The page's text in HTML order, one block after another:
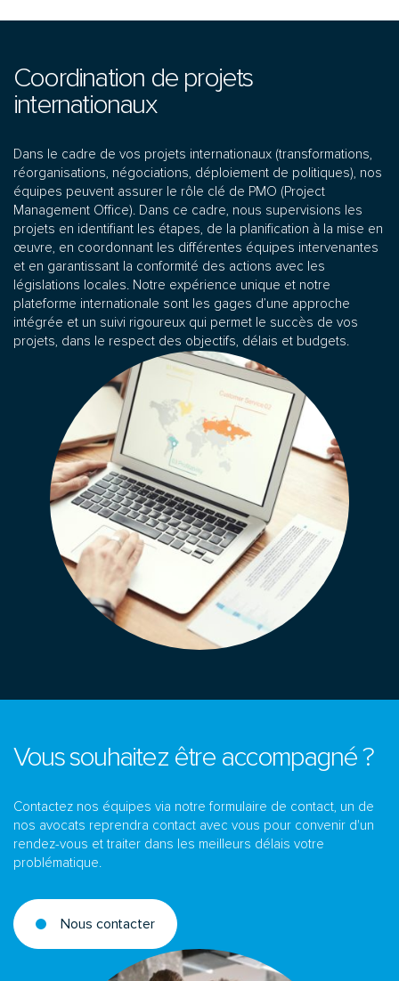
Coordination de projets
internationaux
Dans le cadre de vos projets internationaux (transformations,
réorganisations, négociations, déploiement de politiques), nos
équipes peuvent assurer le rôle clé de PMO (Project
Management Office). Dans ce cadre, nous supervisions les
projets en identifiant les étapes, de la planification à la mise en
œuvre, en coordonnant les différentes équipes intervenantes
et en garantissant la conformité des actions avec les
législations locales. Notre expérience unique et notre
plateforme internationale sont les gages d’une approche
intégrée et un suivi rigoureux qui permet le succès de vos
projets, dans le respect des objectifs, délais et budgets.
Vous souhaitez être accompagné ?
Contactez nos équipes via notre formulaire de contact, un de
nos avocats reprendra contact avec vous pour convenir d'un
rendez-vous et traiter dans les meilleurs délais votre
problématique.
Nous contacter